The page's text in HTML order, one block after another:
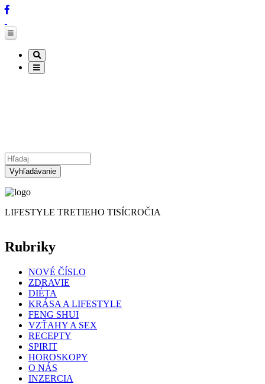
O NÁS
Články
Vyhľadávanie
LIFESTYLE TRETIEHO TISÍCROČIA
Rubriky
NOVÉ ČÍSLO
ZDRAVIE
DIÉTA
KRÁSA A LIFESTYLE
FENG SHUI
VZŤAHY A SEX
RECEPTY
SPIRIT
HOROSKOPY
O NÁS
INZERCIA